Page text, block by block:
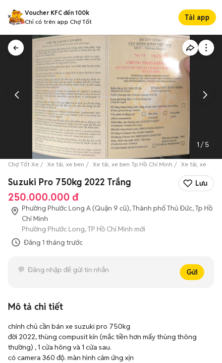
Voucher KFC đến 100k
Chỉ có trên app Chợ Tốt
Tải app
1 /5
Chợ Tốt Xe Xe tải, xe ben Xe tải, xe ben Tp Hồ Chí Minh Xe tải, xe ben
Suzuki Pro 750kg 2022 Trắng Lưu
250.000.000 đ
Phường Phước Long A (Quận 9 cũ), Thành phố Thủ Đức, Tp Hồ
Chí Minh
Phường Phước Long, TP Hồ Chí Minh mới
Đăng 1 tháng trước
Gửi
Mô tả chi tiết
chính chủ cần bán xe suzuki pro 750kg
đời 2022, thùng compusit kín (mắc tiền hơn mấy thùng thông
thường) , 1 cửa hông và 1 cửa sau.
có camera 360 độ. màn hình cảm ứng xịn